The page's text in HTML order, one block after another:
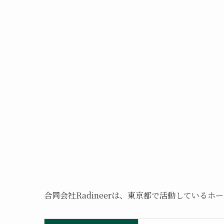
合同会社Radineerは、東京都で活動しているホー